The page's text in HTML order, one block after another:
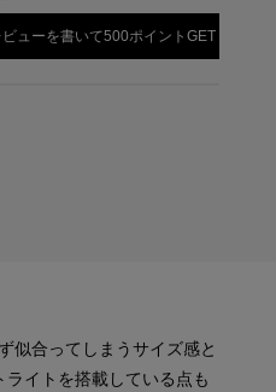
ビューを書いて500ポイントGET
似合ってしまうサイズ感と
イトを搭載している点も